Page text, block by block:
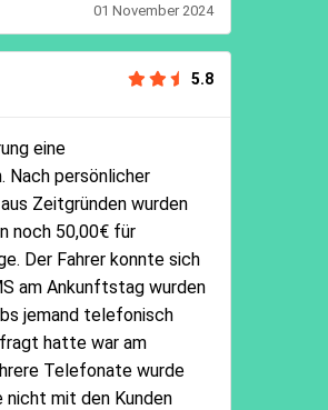
01 November 2024
5.8
eine
Nach persönlicher
Zeitgründen wurden
noch 50,00€ für
Der Fahrer konnte sich
am Ankunftstag wurden
jemand telefonisch
hatte war am
Telefonate wurde
mit den Kunden